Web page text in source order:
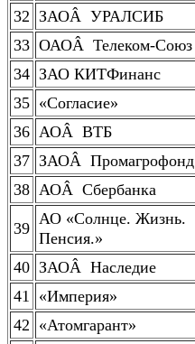
32 ЗАОÂ УРАЛСИБ
33 ОАОÂ Телеком-Союз
34 ЗАО КИТФинанс
35 «Согласие»
36 АОÂ ВТБ
37 ЗАОÂ Промагрофонд
38 АОÂ Сбербанка
39
АО «Солнце. Жизнь.
Пенсия.»
40 ЗАОÂ Наследие
41 «Империя»
42 «Атомгарант»